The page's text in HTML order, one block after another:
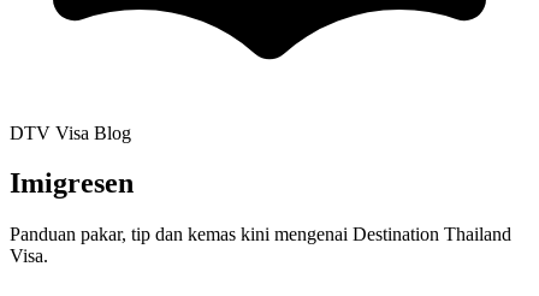
DTV Visa Blog
Imigresen
Panduan pakar, tip dan kemas kini mengenai Destination Thailand
Visa.